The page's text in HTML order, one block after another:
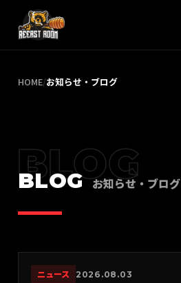
HOME/お知らせ・ブログ
BLOG
BLOG お知らせ・ブログ
ニュース 2026.08.03